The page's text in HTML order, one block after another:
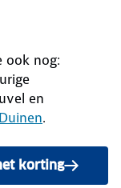
ook nog:
en
.
korting